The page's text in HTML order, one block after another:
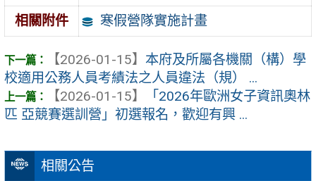
相關公告
相關附件
寒假營隊實施計畫
【2026-01-15】 本府及所屬各機關（構）學
校適用公務人員考績法之人員違法（規） ...
【2026-01-15】
「2026年歐洲女子資訊奧林
匹 亞競賽選訓營」初選報名，歡迎有興 ...